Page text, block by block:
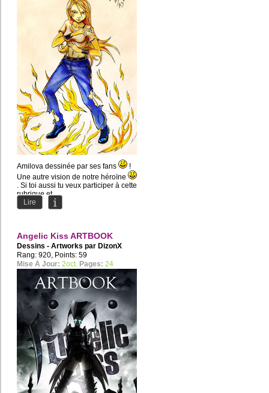
Amilova dessinée par ses fans
!
Une autre vision de notre héroïne
. Si toi aussi tu veux participer à cette
rubrique et...
Lire
Angelic Kiss ARTBOOK
Dessins - Artworks par DizonX
Rang: 920, Points: 59
Mise À Jour: 2oct. Pages: 24